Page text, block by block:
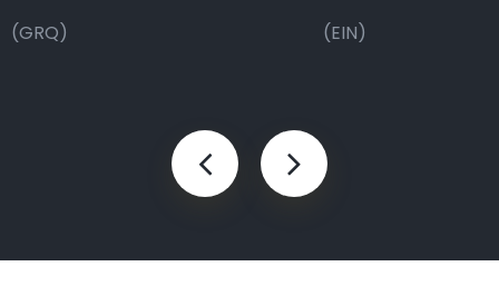
(GRQ) (EIN)